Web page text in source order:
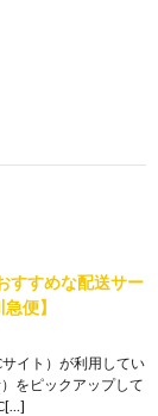
すすめな配送サー
便】
イト）が利用してい
をピックアップして